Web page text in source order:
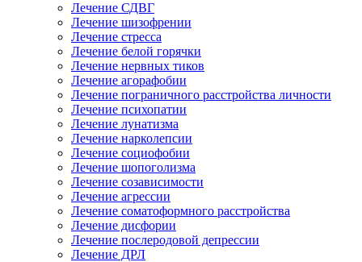
Лечение СДВГ
Лечение шизофрении
Лечение стресса
Лечение белой горячки
Лечение нервных тиков
Лечение агорафобии
Лечение пограничного расстройства личности
Лечение психопатии
Лечение лунатизма
Лечение нарколепсии
Лечение социофобии
Лечение шопоголизма
Лечение созависимости
Лечение агрессии
Лечение соматоформного расстройства
Лечение дисфории
Лечение послеродовой депрессии
Лечение ДРЛ